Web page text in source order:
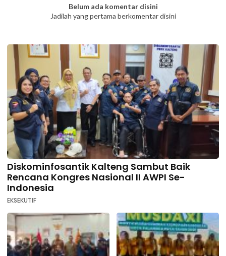
Belum ada komentar disini
Jadilah yang pertama berkomentar disini
Diskominfosantik Kalteng Sambut Baik
Rencana Kongres Nasional II AWPI Se-
Indonesia
EKSEKUTIF